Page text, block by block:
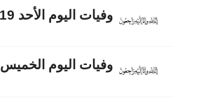
وفيات اليوم الأحد 2026/7/19
وفيات اليوم الخميس 2026/7/23